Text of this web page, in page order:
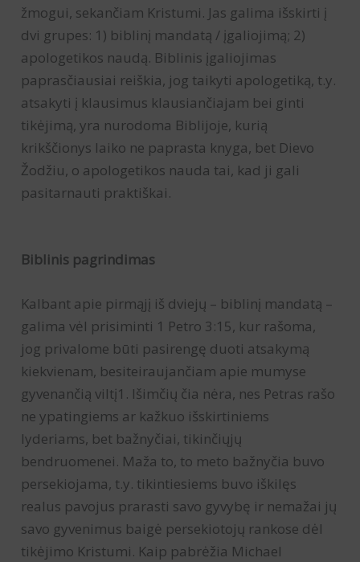
žmogui, sekančiam Kristumi. Jas galima išskirti į
dvi grupes: 1) biblinį mandatą / įgaliojimą; 2)
apologetikos naudą. Biblinis įgaliojimas
paprasčiausiai reiškia, jog taikyti apologetiką, t.y.
atsakyti į klausimus klausiančiajam bei ginti
tikėjimą, yra nurodoma Biblijoje, kurią
krikščionys laiko ne paprasta knyga, bet Dievo
Žodžiu, o apologetikos nauda tai, kad ji gali
pasitarnauti praktiškai.
Biblinis pagrindimas
Kalbant apie pirmąjį iš dviejų – biblinį mandatą –
galima vėl prisiminti 1 Petro 3:15, kur rašoma,
jog privalome būti pasirengę duoti atsakymą
kiekvienam, besiteiraujančiam apie mumyse
gyvenančią viltį1. Išimčių čia nėra, nes Petras rašo
ne ypatingiems ar kažkuo išskirtiniems
lyderiams, bet bažnyčiai, tikinčiųjų
bendruomenei. Maža to, to meto bažnyčia buvo
persekiojama, t.y. tikintiesiems buvo iškilęs
realus pavojus prarasti savo gyvybę ir nemažai jų
savo gyvenimus baigė persekiotojų rankose dėl
tikėjimo Kristumi. Kaip pabrėžia Michael